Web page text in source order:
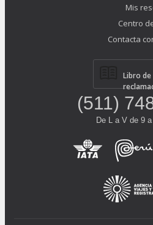
Mis
Centro
Contacta
Libro de
(511)
De L a V de 9 a